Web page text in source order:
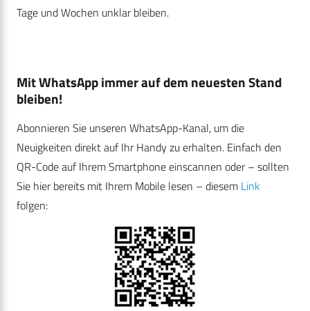
Tage und Wochen unklar bleiben.
Mit WhatsApp immer auf dem neuesten Stand
bleiben!
Abonnieren Sie unseren WhatsApp-Kanal, um die
Neuigkeiten direkt auf Ihr Handy zu erhalten. Einfach den
QR-Code auf Ihrem Smartphone einscannen oder – sollten
Sie hier bereits mit Ihrem Mobile lesen – diesem Link
folgen: